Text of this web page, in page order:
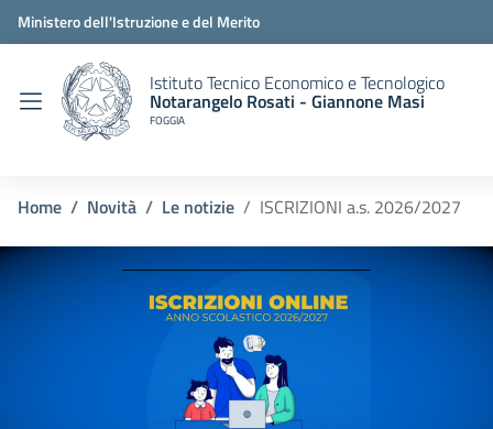
Ministero dell'Istruzione e del Merito
Istituto Tecnico Economico e Tecnologico
Notarangelo Rosati - Giannone Masi
FOGGIA
Home Novità Le notizie ISCRIZIONI a.s. 2026/2027